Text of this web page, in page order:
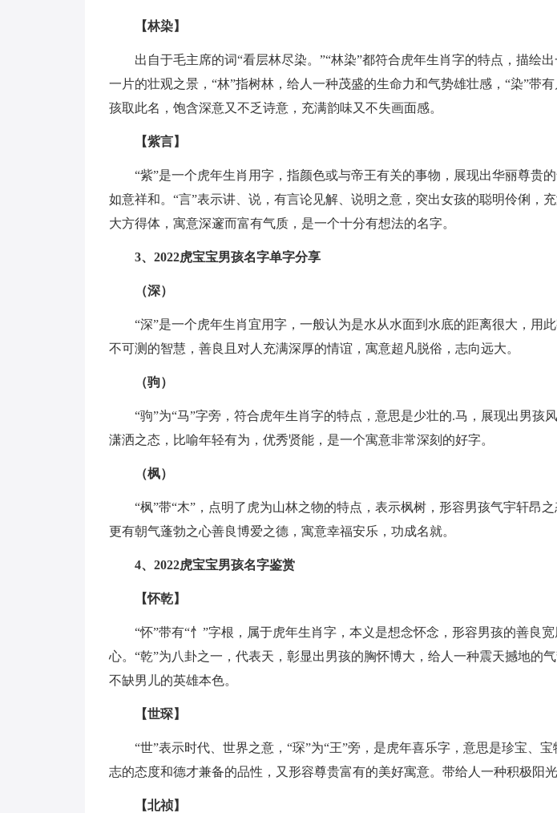
【林染】
出自于毛主席的词“看层林尽染。”“林染”都符合虎年生肖字的特点，描绘
一片的壮观之景，“林”指树林，给人一种茂盛的生命力和气势雄壮感，“染”带
孩取此名，饱含深意又不乏诗意，充满韵味又不失画面感。
【紫言】
“紫”是一个虎年生肖用字，指颜色或与帝王有关的事物，展现出华丽尊贵
如意祥和。“言”表示讲、说，有言论见解、说明之意，突出女孩的聪明伶俐，
大方得体，寓意深邃而富有气质，是一个十分有想法的名字。
3、2022虎宝宝男孩名字单字分享
（深）
“深”是一个虎年生肖宜用字，一般认为是水从水面到水底的距离很大，用
不可测的智慧，善良且对人充满深厚的情谊，寓意超凡脱俗，志向远大。
（驹）
“驹”为“马”字旁，符合虎年生肖字的特点，意思是少壮的.马，展现出男孩
潇洒之态，比喻年轻有为，优秀贤能，是一个寓意非常深刻的好字。
（枫）
“枫”带“木”，点明了虎为山林之物的特点，表示枫树，形容男孩气宇轩昂之
更有朝气蓬勃之心善良博爱之德，寓意幸福安乐，功成名就。
4、2022虎宝宝男孩名字鉴赏
【怀乾】
“怀”带有“忄”字根，属于虎年生肖字，本义是想念怀念，形容男孩的善良
心。“乾”为八卦之一，代表天，彰显出男孩的胸怀博大，给人一种震天撼地的
不缺男儿的英雄本色。
【世琛】
“世”表示时代、世界之意，“琛”为“王”旁，是虎年喜乐字，意思是珍宝、
志的态度和德才兼备的品性，又形容尊贵富有的美好寓意。带给人一种积极阳光
【北祯】